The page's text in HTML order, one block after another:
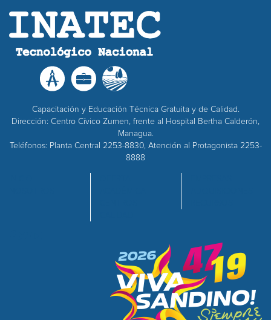
Capacitación y Educación Técnica Gratuita y de Calidad.
Dirección: Centro Cívico Zumen, frente al Hospital Bertha Calderón,
Managua.
Teléfonos: Planta Central 2253-8830, Atención al Protagonista 2253-
8888